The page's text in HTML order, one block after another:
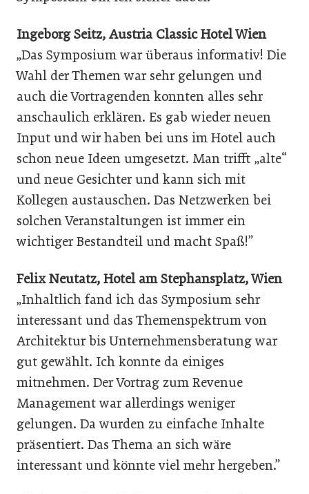
Ingeborg Seitz, Austria Classic Hotel Wien
„Das Symposium war überaus informativ! Die
Wahl der Themen war sehr gelungen und
auch die Vortragenden konnten alles sehr
anschaulich erklären. Es gab wieder neuen
Input und wir haben bei uns im Hotel auch
schon neue Ideen umgesetzt. Man trifft „alte“
und neue Gesichter und kann sich mit
Kollegen austauschen. Das Netzwerken bei
solchen Veranstaltungen ist immer ein
wichtiger Bestandteil und macht Spaß!”
Felix Neutatz, Hotel am Stephansplatz, Wien
„Inhaltlich fand ich das Symposium sehr
interessant und das Themenspektrum von
Architektur bis Unternehmensberatung war
gut gewählt. Ich konnte da einiges
mitnehmen. Der Vortrag zum Revenue
Management war allerdings weniger
gelungen. Da wurden zu einfache Inhalte
präsentiert. Das Thema an sich wäre
interessant und könnte viel mehr hergeben.”